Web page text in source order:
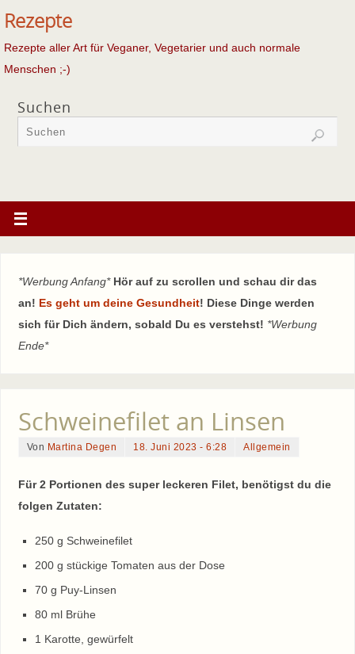
Rezepte
Rezepte aller Art für Veganer, Vegetarier und auch normale
Menschen ;-)
Suchen
*Werbung Anfang* Hör auf zu scrollen und schau dir das
an! Es geht um deine Gesundheit! Diese Dinge werden
sich für Dich ändern, sobald Du es verstehst! *Werbung
Ende*
Schweinefilet an Linsen
Von Martina Degen 18. Juni 2023 - 6:28 Allgemein
Für 2 Portionen des super leckeren Filet, benötigst du die
folgen Zutaten:
250 g Schweinefilet
200 g stückige Tomaten aus der Dose
70 g Puy-Linsen
80 ml Brühe
1 Karotte, gewürfelt